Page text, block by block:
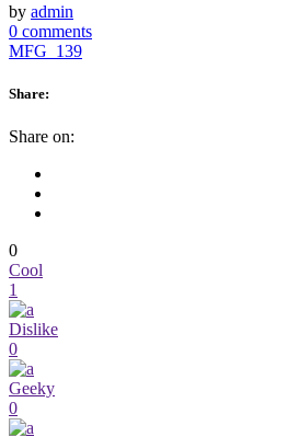
by admin
0 comments
MFG_139
Share:
Share on:
0
Cool
1
Dislike
0
Geeky
0